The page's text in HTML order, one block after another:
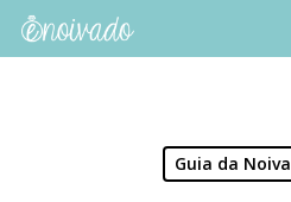
Skip
Guia da Noiva